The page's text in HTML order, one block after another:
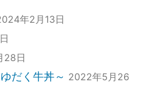
年2月13日
28日
だく牛丼～ 2022年5月26